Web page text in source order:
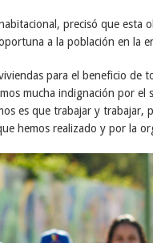
precisó que esta
a la población en la
para el beneficio de
mucha indignación por el
es que trabajar y trabajar,
hemos realizado y por la